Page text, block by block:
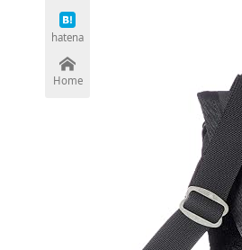
hatena
Home